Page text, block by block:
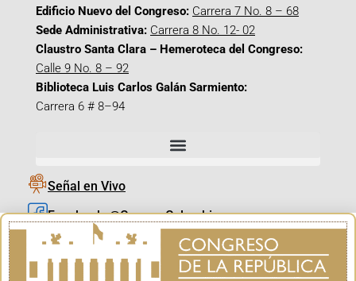
Edificio Nuevo del Congreso: Carrera 7 No. 8 – 68
Sede Administrativa: Carrera 8 No. 12- 02
Claustro Santa Clara – Hemeroteca del Congreso:
Calle 9 No. 8 – 92
Biblioteca Luis Carlos Galán Sarmiento:
Carrera 6 # 8–94
Señal en Vivo
Facebook_@CamaraColombia
Instagram_@CamaraColombia
X_@CamaraColombia